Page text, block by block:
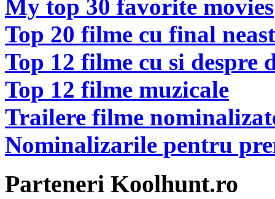
My top 30 favorite movies
Top 20 filme cu final
Top 12 filme cu si despre
Top 12 filme muzicale
Trailere filme
Nominalizarile pentru
Parteneri Koolhunt.ro